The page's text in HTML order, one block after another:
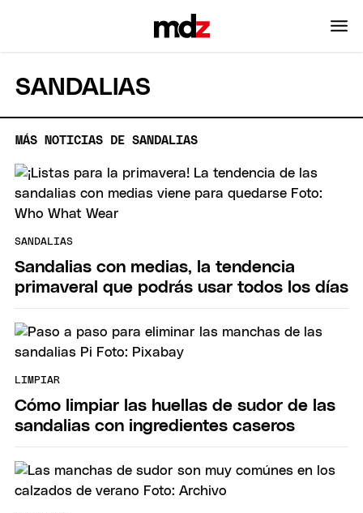
SANDALIAS
MÁS NOTICIAS DE SANDALIAS
SANDALIAS
Sandalias con medias, la tendencia
primaveral que podrás usar todos los días
LIMPIAR
Cómo limpiar las huellas de sudor de las
sandalias con ingredientes caseros